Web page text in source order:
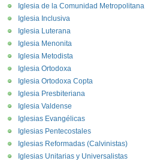
Iglesia de la Comunidad Metropolitana
Iglesia Inclusiva
Iglesia Luterana
Iglesia Menonita
Iglesia Metodista
Iglesia Ortodoxa
Iglesia Ortodoxa Copta
Iglesia Presbiteriana
Iglesia Valdense
Iglesias Evangélicas
Iglesias Pentecostales
Iglesias Reformadas (Calvinistas)
Iglesias Unitarias y Universalistas